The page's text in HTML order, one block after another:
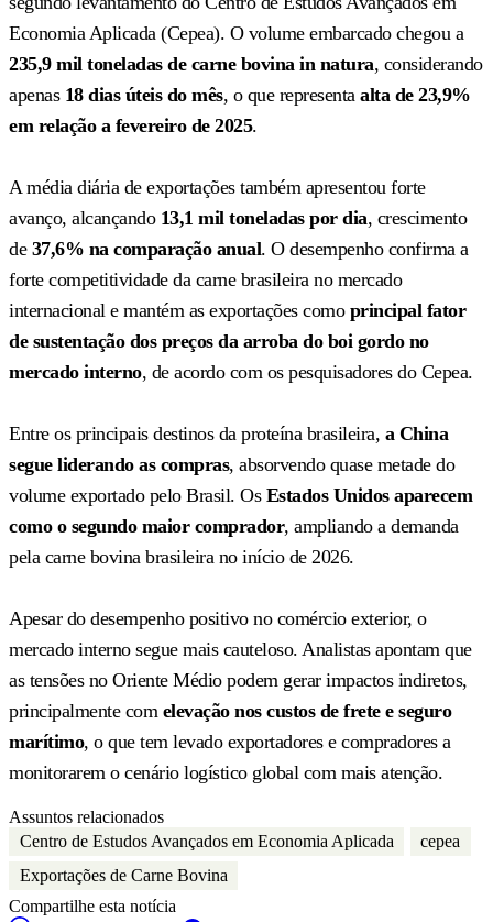
Economia Aplicada (Cepea). O volume embarcado chegou a
235,9 mil toneladas de carne bovina in natura, considerando
apenas 18 dias úteis do mês, o que representa alta de 23,9%
em relação a fevereiro de 2025.
A média diária de exportações também apresentou forte
avanço, alcançando 13,1 mil toneladas por dia, crescimento
de 37,6% na comparação anual. O desempenho confirma a
forte competitividade da carne brasileira no mercado
internacional e mantém as exportações como principal fator
de sustentação dos preços da arroba do boi gordo no
mercado interno, de acordo com os pesquisadores do Cepea.
Entre os principais destinos da proteína brasileira, a China
segue liderando as compras, absorvendo quase metade do
volume exportado pelo Brasil. Os Estados Unidos aparecem
como o segundo maior comprador, ampliando a demanda
pela carne bovina brasileira no início de 2026.
Apesar do desempenho positivo no comércio exterior, o
mercado interno segue mais cauteloso. Analistas apontam que
as tensões no Oriente Médio podem gerar impactos indiretos,
principalmente com elevação nos custos de frete e seguro
marítimo, o que tem levado exportadores e compradores a
monitorarem o cenário logístico global com mais atenção.
Assuntos relacionados
Centro de Estudos Avançados em Economia Aplicada
cepea
Exportações de Carne Bovina
Compartilhe esta notícia